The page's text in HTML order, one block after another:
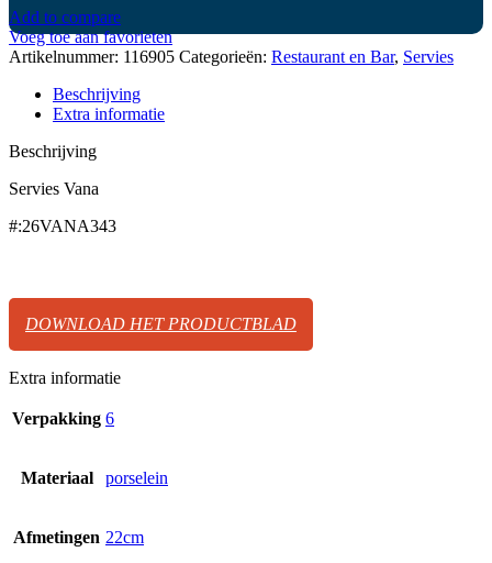
Add to compare
Voeg toe aan favorieten
Artikelnummer: 116905 Categorieën: Restaurant en Bar, Servies
Beschrijving
Extra informatie
Beschrijving
Servies Vana
#:26VANA343
DOWNLOAD HET PRODUCTBLAD
Extra informatie
Verpakking 6
Materiaal porselein
Afmetingen 22cm